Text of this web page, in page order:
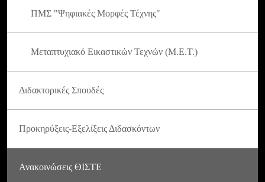
ΠΜΣ "Ψηφιακές Μορφές Τέχνης"
Μεταπτυχιακό Εικαστικών Τεχνών (Μ.Ε.Τ.)
Διδακτορικές Σπουδές
Προκηρύξεις-Εξελίξεις Διδασκόντων
Ανακοινώσεις ΘΙΣΤΕ